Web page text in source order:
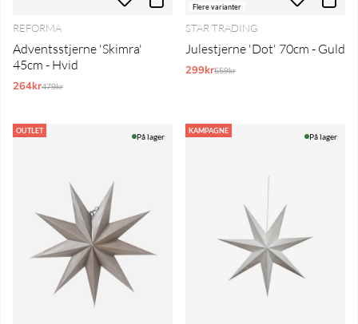
REFORMA
Adventsstjerne 'Skimra'
45cm - Hvid
264krNormalpris:
479kr
Flere varianter
STAR TRADING
Julestjerne 'Dot' 70cm - Guld
299krNormalpris:
559kr
OUTLET
På lager
KAMPAGNE
På lager